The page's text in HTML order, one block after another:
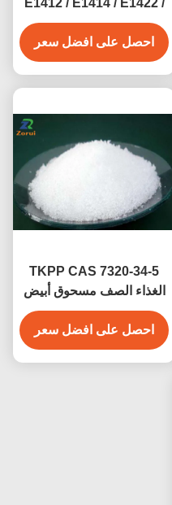
E1412 / E1414 / E1422 /
E1442
احصل على افضل سعر
TKPP CAS 7320-34-5
الغذاء الصف مسحوق أبيض
بيروفوسفات رباعي
البوتاسيوم للمضافات
الغذائية
احصل على افضل سعر